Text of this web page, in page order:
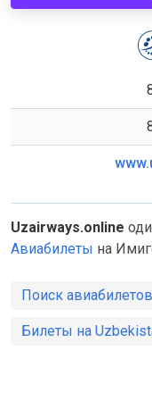
Uzairways.online
Авиабилеты на
Поиск
Билеты на